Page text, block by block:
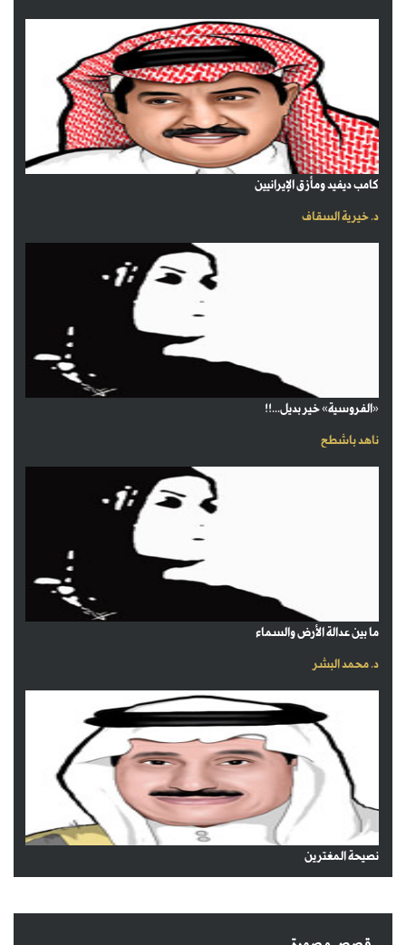
كامب ديفيد ومأزق الإيرانيين
د. خيرية السقاف
«الفروسية» خير بديل...!!
ناهد باشطح
ما بين عدالة الأرض والسماء
د. محمد البشر
نصيحة المغترين